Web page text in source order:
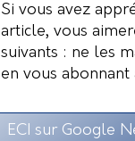
Si vous avez
article, vous
suivants : ne les
en vous abonnant
ECI sur Google